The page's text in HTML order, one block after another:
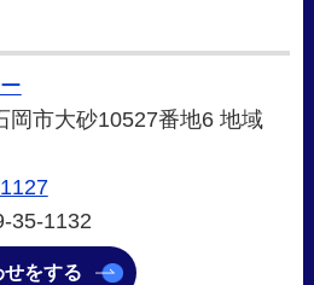
岡市大砂10527番地6 地域
35-1132
せをする